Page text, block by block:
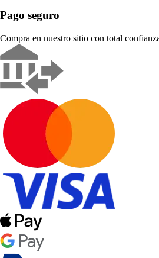
Pago seguro
Compra en nuestro sitio con total